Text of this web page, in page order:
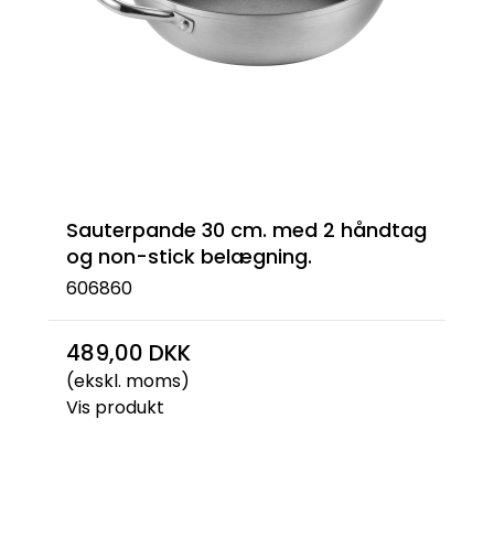
Sauterpande 30 cm. med 2 håndtag
og non-stick belægning.
606860
489,00 DKK
(ekskl. moms)
Vis produkt